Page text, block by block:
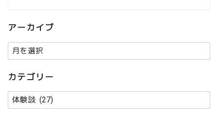
アーカイブ
ア
ー
カ
ブ
カテゴリー
カ
テ